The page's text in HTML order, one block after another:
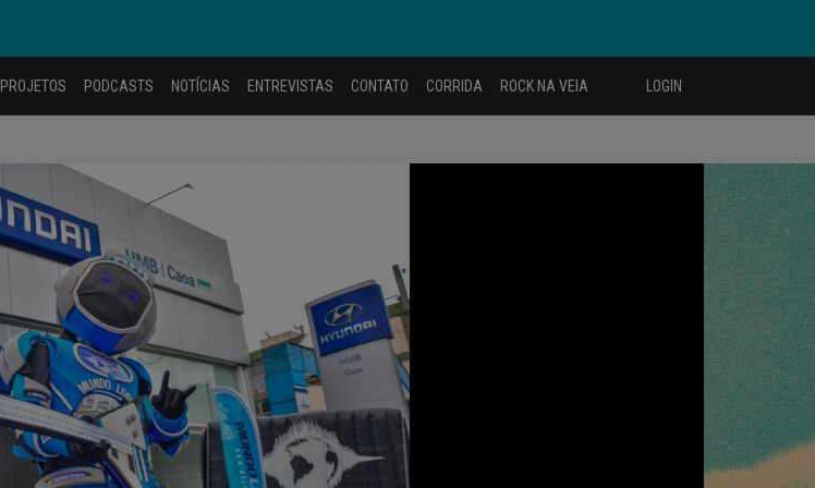
PROJETOS PODCASTS NOTÍCIAS ENTREVISTAS CONTATO CORRIDA ROCK NA VEIA LOGIN